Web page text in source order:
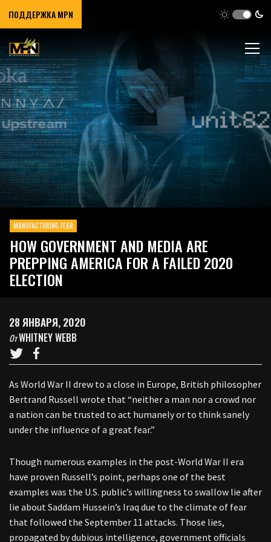
ПОДДЕРЖКА MPN
MANUFACTURING FEAR
HOW GOVERNMENT AND MEDIA ARE
PREPPING AMERICA FOR A FAILED 2020
ELECTION
28 ЯНВАРЯ, 2020
ОтWHITNEY WEBB
As World War II drew to a close in Europe, British philosopher
Bertrand Russell wrote that “neither a man nor a crowd nor
a nation can be trusted to act humanely or to think sanely
under the influence of a great fear.”
Though numerous examples in the post-World War II era
have proven Russell’s point, perhaps one of the best
examples was the U.S. public’s willingness to swallow lie after
lie about Saddam Hussein’s Iraq due to the climate of fear
that followed the September 11 attacks. Those lies,
propagated by dubious intelligence, government officials